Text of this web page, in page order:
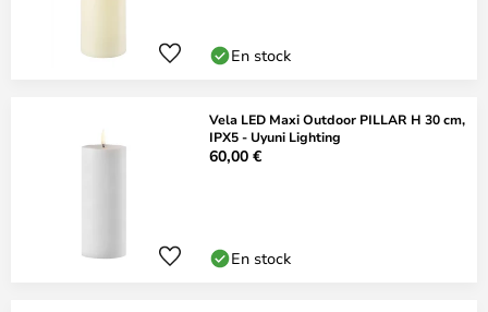
En stock
Vela LED Maxi Outdoor PILLAR H 30 cm,
IPX5 - Uyuni Lighting
60,00 €
En stock